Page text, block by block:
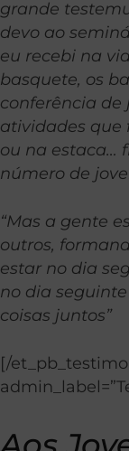
grande
devo ao
eu recebi na
basquete, os
conferência de
atividades que
ou na estaca…
número de
“Mas a gente
outros,
estar no dia
no dia
coisas juntos”
[/